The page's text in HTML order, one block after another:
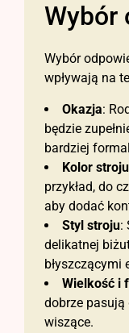
Wybór
Wybór
wpływają na
Okazja:
będzie
bardziej
Kolor stroju
przykład, do
aby dodać
Styl stroju:
delikatnej
błyszczącymi
Wielkość i
dobrze pasują
wiszące.